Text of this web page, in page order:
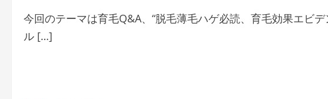
今回のテーマは育毛Q&A、“脱毛薄毛ハゲ必読、育毛効果エビ
ル […]